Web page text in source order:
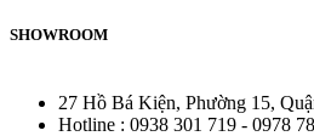
SHOWROOM
27 Hồ Bá Kiện, Phường 15,
Hotline : 0938 301 719 - 0978